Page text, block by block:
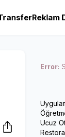
Reklam
Error:
Ucuz